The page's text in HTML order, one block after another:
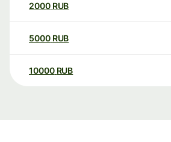
2000 RUB
5000 RUB
10000 RUB